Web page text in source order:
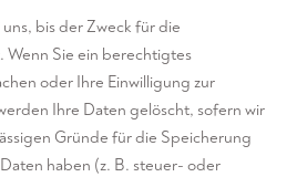
bis der Zweck für die
Sie ein berechtigtes
oder Ihre Einwilligung zur
Ihre Daten gelöscht, sofern wir
Gründe für die Speicherung
haben (z. B. steuer- oder